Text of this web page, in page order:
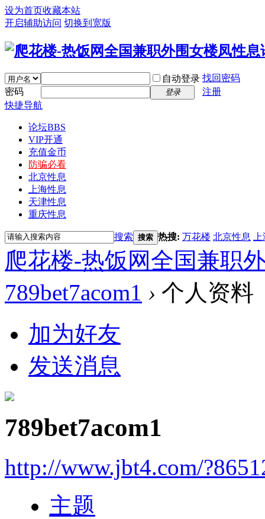
设为首页收藏本站
开启辅助访问 切换到宽版
自动登录 找回密码
密码
登录
注册
快捷导航
论坛BBS
VIP开通
充值金币
防骗必看
北京性息
上海性息
天津性息
重庆性息
搜索 搜索 热搜: 万花楼 北京性息
爬花楼-热饭网全国兼职
789bet7acom1 › 个人资料
加为好友
发送消息
789bet7acom1
http://www.jbt4.com/
主题